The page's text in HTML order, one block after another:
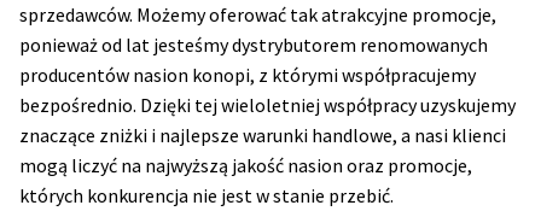
sprzedawców. Możemy oferować tak atrakcyjne promocje,
ponieważ od lat jesteśmy dystrybutorem renomowanych
producentów nasion konopi, z którymi współpracujemy
bezpośrednio. Dzięki tej wieloletniej współpracy uzyskujemy
znaczące zniżki i najlepsze warunki handlowe, a nasi klienci
mogą liczyć na najwyższą jakość nasion oraz promocje,
których konkurencja nie jest w stanie przebić.